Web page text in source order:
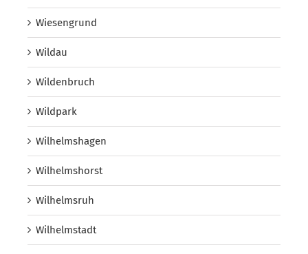
Wiesengrund
Wildau
Wildenbruch
Wildpark
Wilhelmshagen
Wilhelmshorst
Wilhelmsruh
Wilhelmstadt